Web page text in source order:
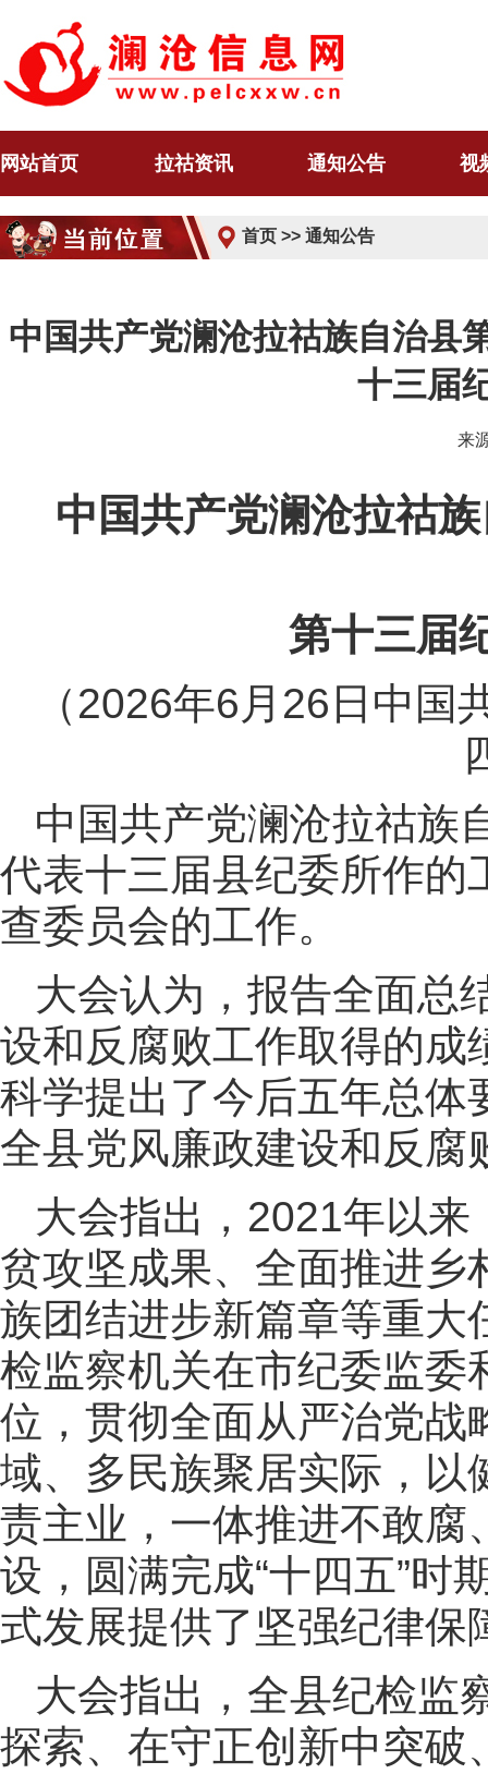
网站首页 拉祜资讯 通知公告 视
首页 >> 通知公告
中国共产党澜沧拉祜族自治县
十三届
来
中国共产党澜沧拉祜
第十三届
（2026年6月26日中
中国共产党澜沧拉祜族
代表十三届县纪委所作的
查委员会的工作。
大会认为，报告全面总
设和反腐败工作取得的成
科学提出了今后五年总体
全县党风廉政建设和反腐
大会指出，2021年以
贫攻坚成果、全面推进乡
族团结进步新篇章等重大
检监察机关在市纪委监委
位，贯彻全面从严治党战
域、多民族聚居实际，以
责主业，一体推进不敢腐
设，圆满完成“十四五”时
式发展提供了坚强纪律保
大会指出，全县纪检监
探索、在守正创新中突破